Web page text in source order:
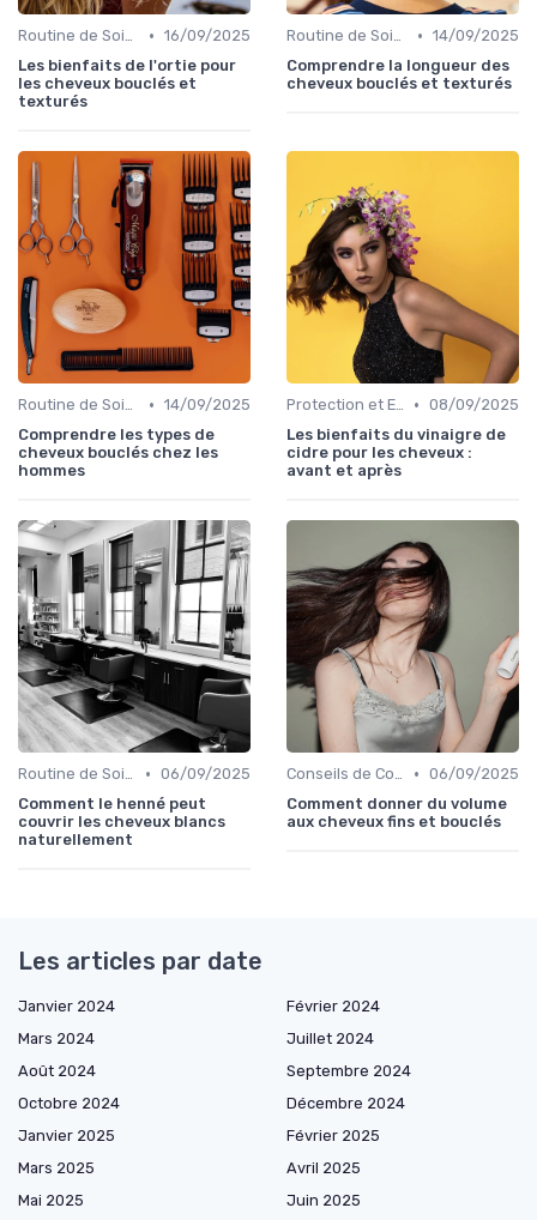
Routine de Soins pour Cheveux Bouclés • 16/09/2025
Les bienfaits de l'ortie pour
les cheveux bouclés et
texturés
Routine de Soins pour Cheveux Bouclés • 14/09/2025
Comprendre la longueur des
cheveux bouclés et texturés
Routine de Soins pour Cheveux Bouclés • 14/09/2025
Comprendre les types de
cheveux bouclés chez les
hommes
Protection et Entretien des Boucles • 08/09/2025
Les bienfaits du vinaigre de
cidre pour les cheveux :
avant et après
Routine de Soins pour Cheveux Bouclés • 06/09/2025
Comment le henné peut
couvrir les cheveux blancs
naturellement
Conseils de Coiffage • 06/09/2025
Comment donner du volume
aux cheveux fins et bouclés
Les articles par date
Janvier 2024
Février 2024
Mars 2024
Juillet 2024
Août 2024
Septembre 2024
Octobre 2024
Décembre 2024
Janvier 2025
Février 2025
Mars 2025
Avril 2025
Mai 2025
Juin 2025